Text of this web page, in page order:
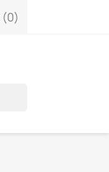
(0)